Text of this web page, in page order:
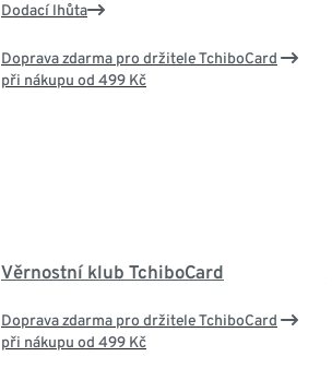
Dodací lhůta
Doprava zdarma pro držitele TchiboCard
při nákupu od 499 Kč
Věrnostní klub TchiboCard
Doprava zdarma pro držitele TchiboCard
při nákupu od 499 Kč